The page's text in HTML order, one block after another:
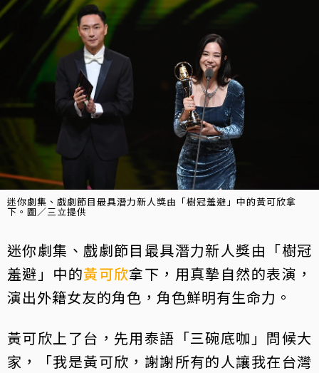
迷你劇集、戲劇節目最具潛力新人獎由「樹冠羞避」中的黃可欣拿
下。圖／三立提供
迷你劇集、戲劇節目最具潛力新人獎由「樹冠
羞避」中的黃可欣拿下，用真摯自然的表演，
演出外籍女友的角色，角色鮮明有生命力。
黃可欣上了台，先用泰語「三碗底咖」問候大
家，「我是黃可欣，謝謝所有的人讓我在台灣